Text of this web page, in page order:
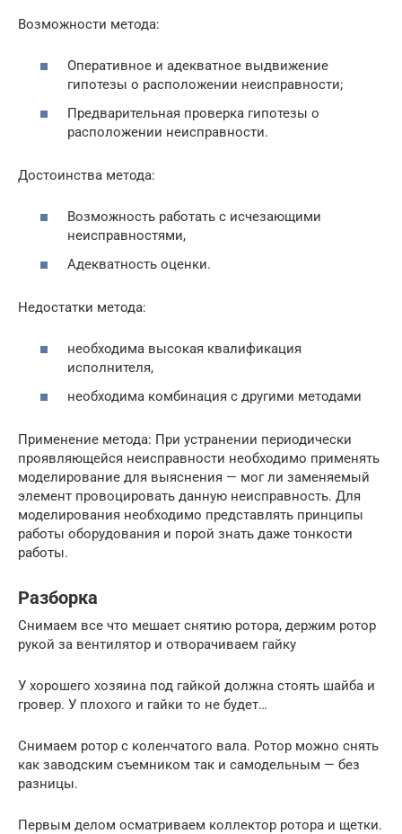
Возможности метода:
Оперативное и адекватное выдвижение
гипотезы о расположении неисправности;
Предварительная проверка гипотезы о
расположении неисправности.
Достоинства метода:
Возможность работать с исчезающими
неисправностями,
Адекватность оценки.
Недостатки метода:
необходима высокая квалификация
исполнителя,
необходима комбинация с другими методами
Применение метода: При устранении периодически
проявляющейся неисправности необходимо применять
моделирование для выяснения — мог ли заменяемый
элемент провоцировать данную неисправность. Для
моделирования необходимо представлять принципы
работы оборудования и порой знать даже тонкости
работы.
Разборка
Снимаем все что мешает снятию ротора, держим ротор
рукой за вентилятор и отворачиваем гайку
У хорошего хозяина под гайкой должна стоять шайба и
гровер. У плохого и гайки то не будет…
Снимаем ротор с коленчатого вала. Ротор можно снять
как заводским съемником так и самодельным — без
разницы.
Первым делом осматриваем коллектор ротора и щетки.